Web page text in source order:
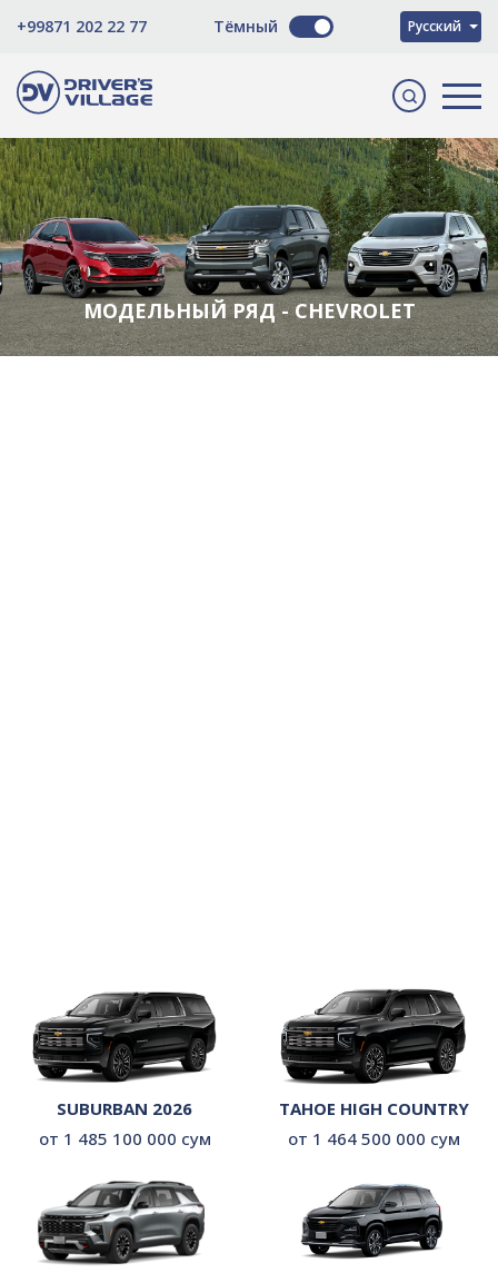
+99871 202 22 77 Тёмный Русский
O'zbekcha
МОДЕЛЬНЫЙ РЯД - CHEVROLET
SUBURBAN 2026
от 1 485 100 000 сум
TAHOE HIGH COUNTRY
от 1 464 500 000 сум